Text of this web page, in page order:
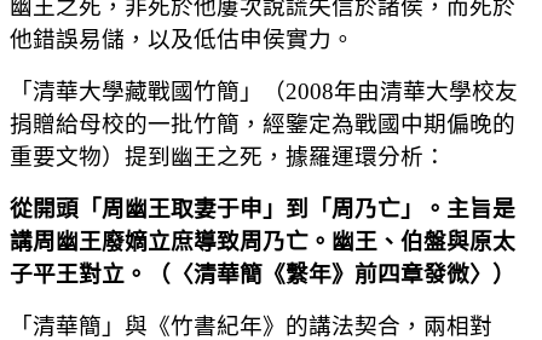
幽王之死，非死於他屢次說謊失信於諸侯，而死於
他錯誤易儲，以及低估申侯實力。
「清華大學藏戰國竹簡」（2008年由清華大學校友
捐贈給母校的一批竹簡，經鑒定為戰國中期偏晚的
重要文物）提到幽王之死，據羅運環分析：
從開頭「周幽王取妻于申」到「周乃亡」。主旨是
講周幽王廢嫡立庶導致周乃亡。幽王、伯盤與原太
子平王對立。（〈清華簡《繫年》前四章發微〉）
「清華簡」與《竹書紀年》的講法契合，兩相對